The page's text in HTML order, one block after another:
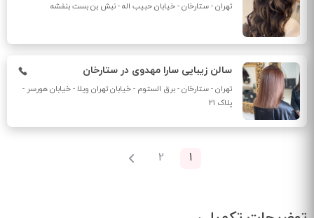
تهران - ستارخان - خیابان حبیب اله - نبش بن بست بنفشه
سالن زیبایی سارا مهدوی در ستارخان
تهران - ستارخان - برق الستوم - خیابان تهران ویلا - خیابان هورسر -
پلاک 21
Current page
1 صفحه2 بعدی